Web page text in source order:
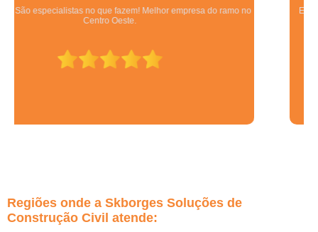
Equipe qualificada, atendimento muito pontual e de forma organizada.
Preza pela qualidade, bom gosto e preço justo.
Regiões onde a Skborges Soluções de
Construção Civil atende: